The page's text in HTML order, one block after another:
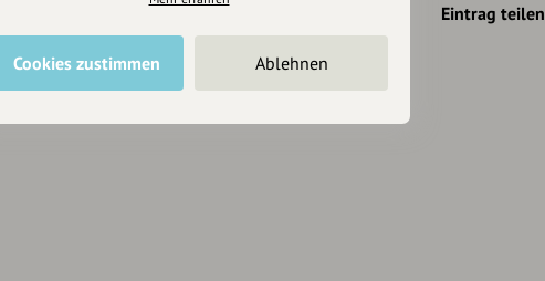
Eintrag teilen
Cookies zustimmen Ablehnen